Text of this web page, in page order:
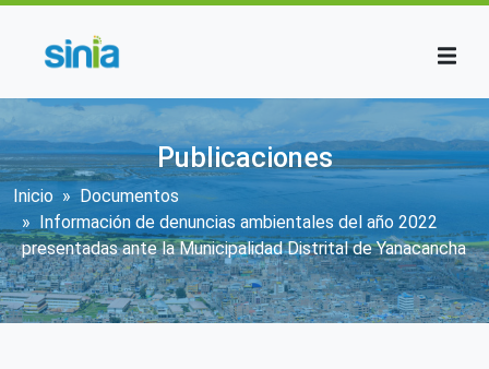
Publicaciones
Sobrescribir enlaces de ayuda a la
Inicio
Documentos
Información de denuncias ambientales del año 2022
presentadas ante la Municipalidad Distrital de Yanacancha